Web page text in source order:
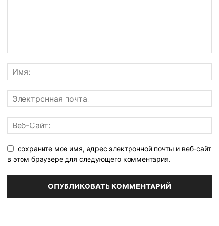
сохраните мое имя, адрес электронной почты и веб-сайт
в этом браузере для следующего комментария.